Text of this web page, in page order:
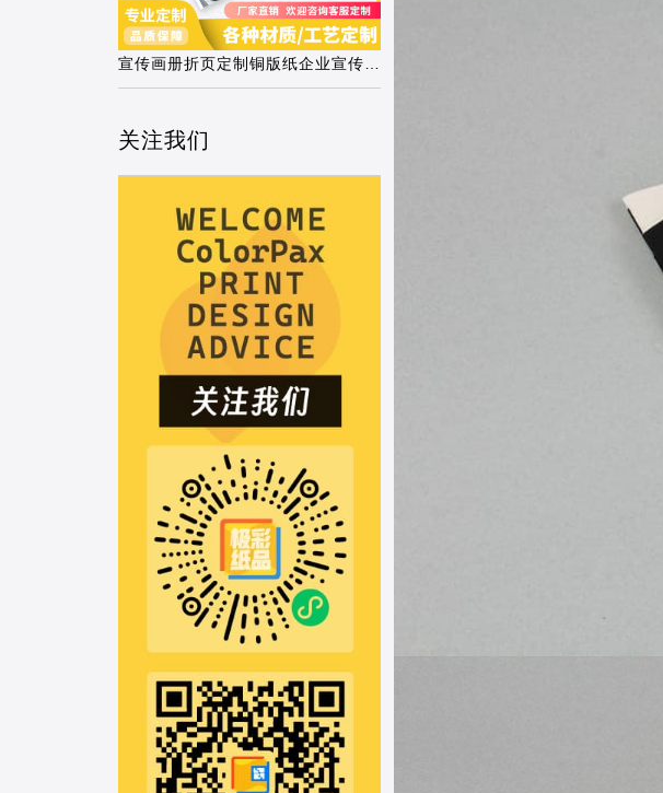
宣传画册折页定制铜版纸企业宣传手册
关注我们